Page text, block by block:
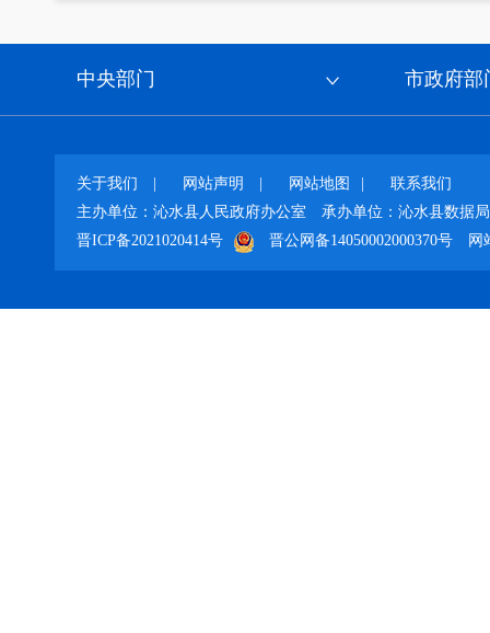
中央部门 市政府部
关于我们 网站声明 网站地图
联系我们
主办单位：沁水县人民政府办公室
承办单位：沁水县数据局
晋ICP备2021020414号
晋公网备14050002000370号 网